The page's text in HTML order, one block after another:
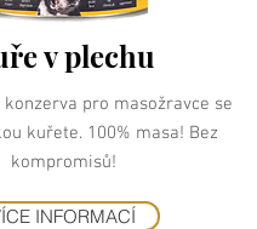
v plechu
pro masožravce se
kuřete. 100% masa! Bez
kompromisů!
INFORMACÍ